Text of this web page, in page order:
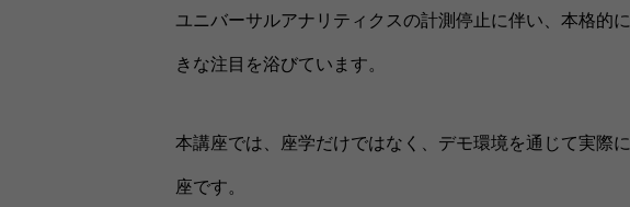
ユニバーサルアナリティクスの計測停止に伴い、本格的
きな注目を浴びています。
本講座では、座学だけではなく、デモ環境を通じて実際
座です。